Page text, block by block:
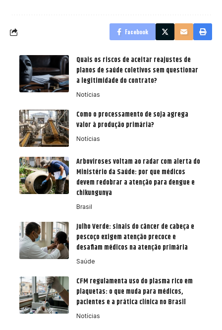
Facebook
Quais os riscos de aceitar reajustes de
planos de saúde coletivos sem questionar
a legitimidade do contrato?
Notícias
Como o processamento de soja agrega
valor à produção primária?
Notícias
Arboviroses voltam ao radar com alerta do
Ministério da Saúde: por que médicos
devem redobrar a atenção para dengue e
chikungunya
Brasil
Julho Verde: sinais do câncer de cabeça e
pescoço exigem atenção precoce e
desafiam médicos na atenção primária
Saúde
CFM regulamenta uso do plasma rico em
plaquetas: o que muda para médicos,
pacientes e a prática clínica no Brasil
Notícias